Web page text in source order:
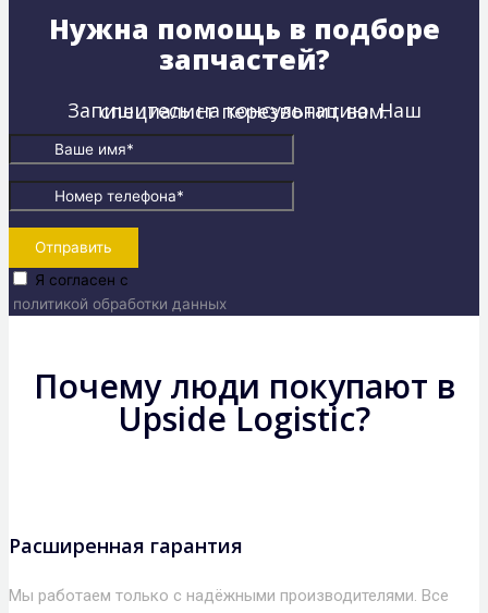
Нужна помощь в подборе
запчастей?
Запишитесь на консультацию. Наш специалист перезвонит вам.
Отправить
Я согласен с
политикой обработки данных
Почему люди покупают в
Upside Logistic?
Расширенная гарантия
Мы работаем только с надёжными производителями. Все